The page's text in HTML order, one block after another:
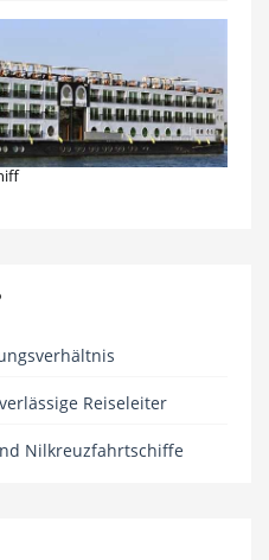
Reiseleiter
Nilkreuzfahrtschiffe